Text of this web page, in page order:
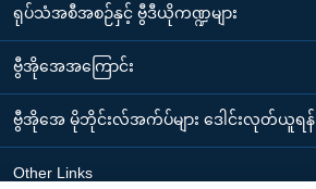
ရုပ်သံအစီအစဉ်နှင့် ဗွီဒီယိုကဏ္ဍများ
ဗွီအိုအေအကြောင်း
ဗွီအိုအေ မိုဘိုင်းလ်အက်ပ်များ ဒေါင်းလုတ်ယူရန်
Other Links